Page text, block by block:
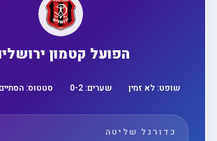
הפועל קטמון ירושלים
שופט:לא זמין שערים: 0 -2 סטטוס:הסתיים
כדורגל שליטה